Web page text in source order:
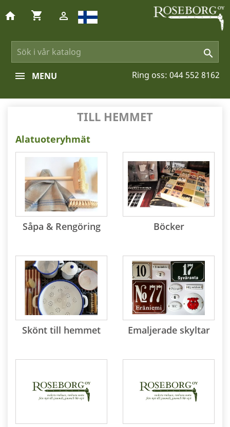

home shopping_cart 
Ring oss: 044 552 8162
MENU
TILL HEMMET
Alatuoteryhmät
Såpa & Rengöring Böcker
Skönt till hemmet Emaljerade skyltar